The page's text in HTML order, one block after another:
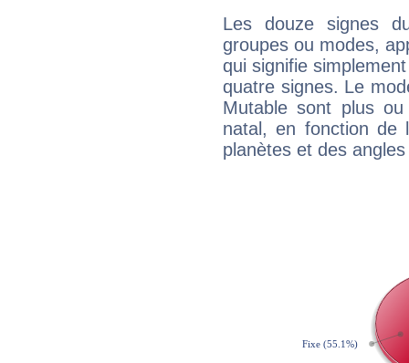
Les douze signes
groupes ou modes,
qui signifie
quatre signes. Le
Mutable sont plus
natal, en fonction de
planètes et des